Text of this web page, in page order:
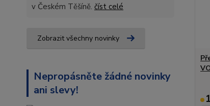
v Českém Těšíně. číst celé
Zobrazit všechny novinky
Nepropásněte žádné novinky
ani slevy!